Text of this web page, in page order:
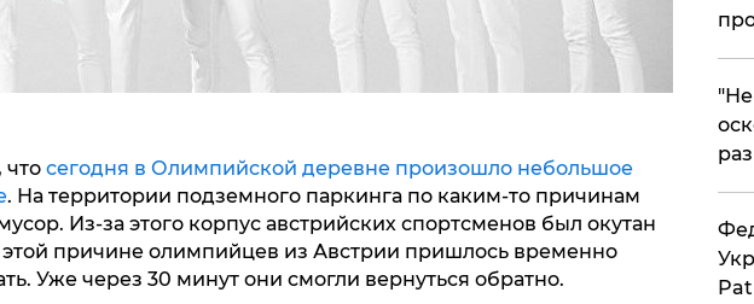
сегодня в Олимпийской деревне произошло небольшое
. На территории подземного паркинга по каким-то причинам
Из-за этого корпус австрийских спортсменов был окутан
причине олимпийцев из Австрии пришлось временно
Уже через 30 минут они смогли вернуться обратно.